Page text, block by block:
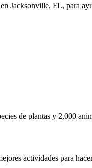
Jacksonville, FL, para
de plantas y 2,000
actividades para